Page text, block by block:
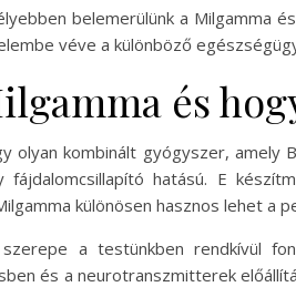
belemerülünk a Milgamma
véve a különböző
és
olyan kombinált gyógyszer, amely
fájdalomcsillapító hatású. E
különösen hasznos lehet a
a testünkben rendkívül
és a neurotranszmitterek